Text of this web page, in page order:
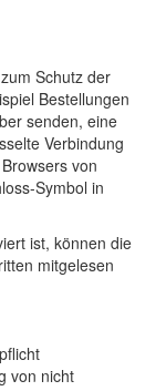
Schutz der
Bestellungen
senden, eine
Verbindung
von
Symbol in
ist, können die
mitgelesen
von nicht